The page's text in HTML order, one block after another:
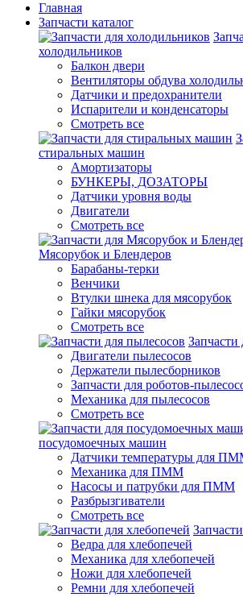
Главная
Запчасти каталог
холодильников
Балкон двери
Вентиляторы обдува
Датчики и предохранители
Испарители и конденсаторы
Смотреть все
стиральных машин
Амортизаторы
БУНКЕРЫ, ДОЗАТОРЫ
Датчики уровня воды
Двигатели
Смотреть все
Мясорубок и Блендеров
Барабаны-терки
Венчики
Втулки шнека для мясорубок
Гайки мясорубок
Смотреть все
Запчасти
Двигатели пылесосов
Держатели пылесборников
Запчасти для роботов-
Механика для пылесосов
Смотреть все
посудомоечных машин
Датчики температуры для
Механика для ПММ
Насосы и патрубки для ПММ
Разбрызгиватели
Смотреть все
Ведра для хлебопечей
Механика для хлебопечей
Ножи для хлебопечей
Ремни для хлебопечей